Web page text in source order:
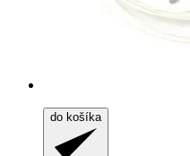
do košíka